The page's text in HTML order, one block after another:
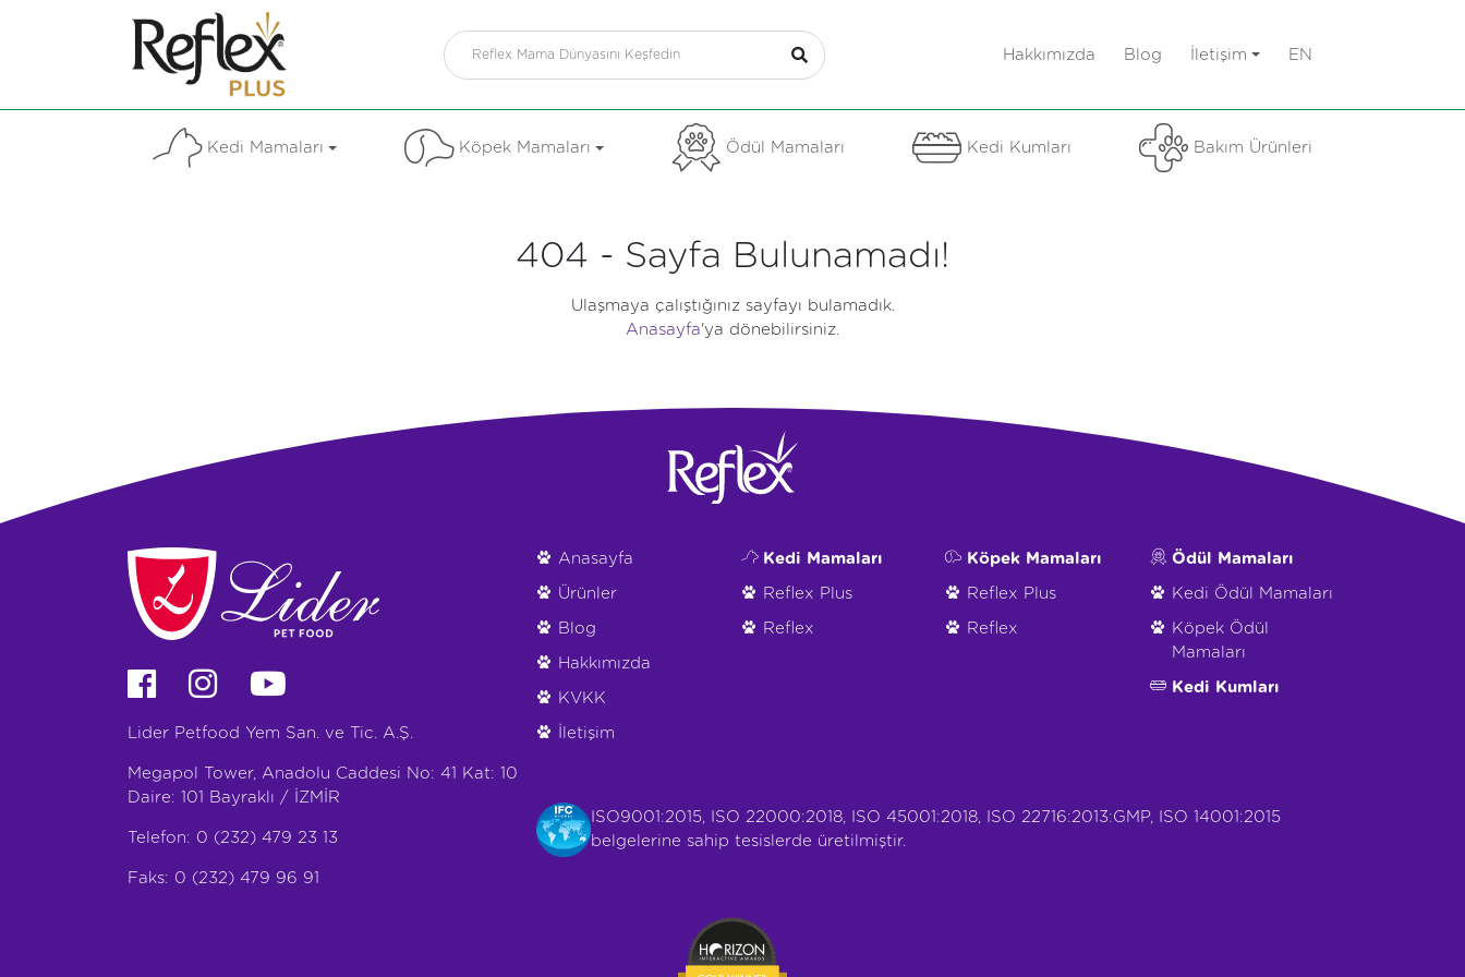
Hakkımızda Blog İletişim EN
Kedi Mamaları Köpek Mamaları Ödül Mamaları Kedi Kumları Bakım Ürünleri
404 - Sayfa Bulunamadı!
Ulaşmaya çalıştığınız sayfayı bulamadık.
Anasayfa'ya dönebilirsiniz.
Lider Petfood Yem San. ve Tic. A.Ş.
Megapol Tower, Anadolu Caddesi No: 41 Kat: 10
Daire: 101 Bayraklı / İZMİR
Telefon: 0 (232) 479 23 13
Faks: 0 (232) 479 96 91
Anasayfa
Ürünler
Blog
Hakkımızda
KVKK
İletişim
Kedi Mamaları
Reflex Plus
Reflex
Köpek Mamaları
Reflex Plus
Reflex
Ödül Mamaları
Kedi Ödül Mamaları
Köpek Ödül
Mamaları
Kedi Kumları
ISO9001:2015, ISO 22000:2018, ISO 45001:2018, ISO 22716:2013:GMP, ISO 14001:2015
belgelerine sahip tesislerde üretilmiştir.